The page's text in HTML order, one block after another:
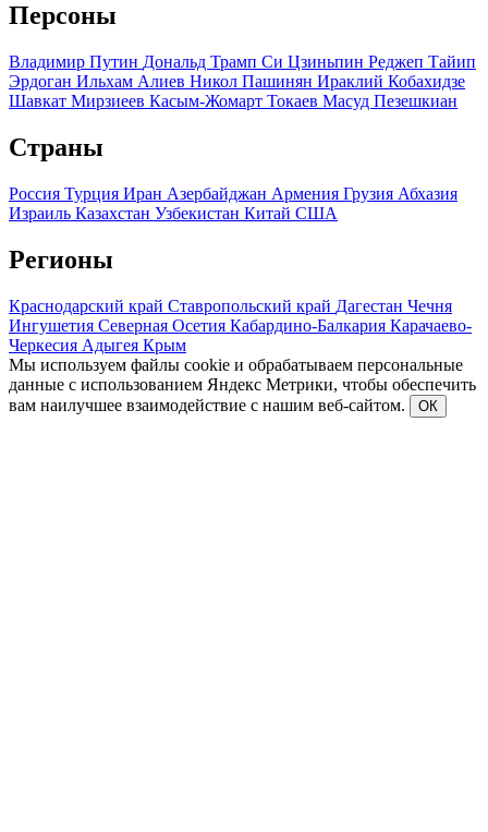
Персоны
Владимир Путин Дональд Трамп Си Цзиньпин Реджеп Тайип
Эрдоган Ильхам Алиев Никол Пашинян Ираклий Кобахидзе
Шавкат Мирзиеев Касым-Жомарт Токаев Масуд Пезешкиан
Страны
Россия Турция Иран Азербайджан Армения Грузия Абхазия
Израиль Казахстан Узбекистан Китай США
Регионы
Краснодарский край Ставропольский край Дагестан Чечня
Ингушетия Северная Осетия Кабардино-Балкария Карачаево-
Черкесия Адыгея Крым
Мы используем файлы cookie и обрабатываем персональные
данные с использованием Яндекс Метрики, чтобы обеспечить
вам наилучшее взаимодействие с нашим веб-сайтом.
ОК